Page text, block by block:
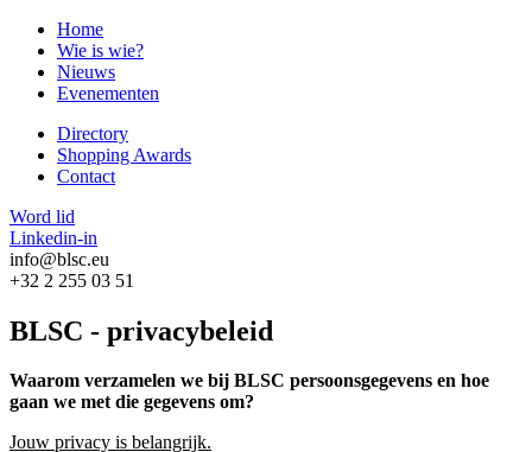
Home
Wie is wie?
Nieuws
Evenementen
Directory
Shopping Awards
Contact
Word lid
Linkedin-in
info@blsc.eu
+32 2 255 03 51
BLSC - privacybeleid
Waarom verzamelen we bij BLSC persoonsgegevens en hoe
gaan we met die gegevens om?
Jouw privacy is belangrijk.